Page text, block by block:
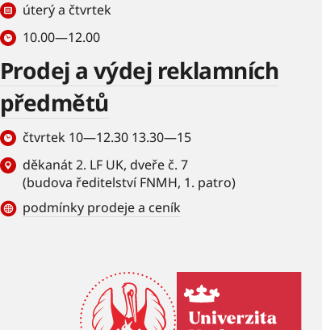
úterý a čtvrtek
10.00—12.00
Prodej a výdej reklamních
předmětů
čtvrtek 10—12.30 13.30—15
děkanát 2. LF UK, dveře č. 7
(budova ředitelství FNMH, 1. patro)
podmínky prodeje a ceník